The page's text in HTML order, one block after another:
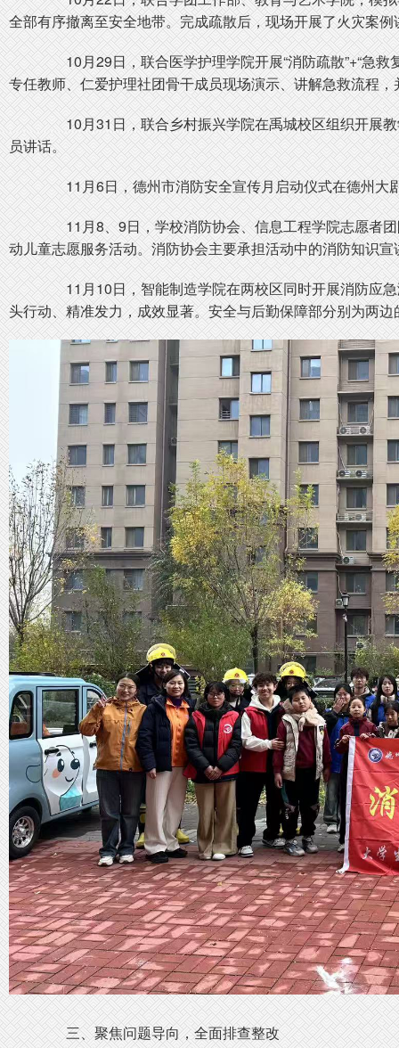
全部有序撤离至安全地带。完成疏散后，现场开展了火灾案
10月29日，联合医学护理学院开展“消防疏散”+“急救
专任教师、仁爱护理社团骨干成员现场演示、讲解急救流程
10月31日，联合乡村振兴学院在禹城校区组织开展教
员讲话。
11月6日，德州市消防安全宣传月启动仪式在德州大
11月8、9日，学校消防协会、信息工程学院志愿者团
动儿童志愿服务活动。消防协会主要承担活动中的消防知识
11月10日，智能制造学院在两校区同时开展消防应急
头行动、精准发力，成效显著。安全与后勤保障部分别为两
三、聚焦问题导向，全面排查整改